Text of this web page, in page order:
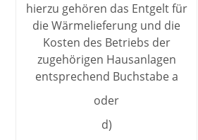
hierzu gehören das Entgelt für
die Wärmelieferung und die
Kosten des Betriebs der
zugehörigen Hausanlagen
entsprechend Buchstabe a
oder
d)